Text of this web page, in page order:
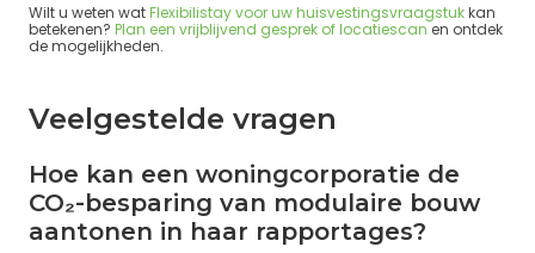
Wilt u weten watFlexibilistay voor uw huisvestingsvraagstukkan
betekenen? Plan een vrijblijvend gesprek of locatiescan en ontdek
de mogelijkheden.
Veelgestelde vragen
Hoe kan een woningcorporatie de
CO₂-besparing van modulaire bouw
aantonen in haar rapportages?